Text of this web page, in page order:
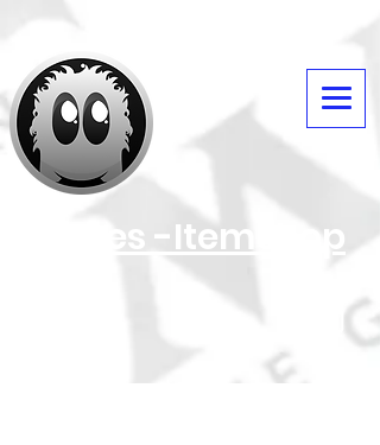
Daves -Itemshop